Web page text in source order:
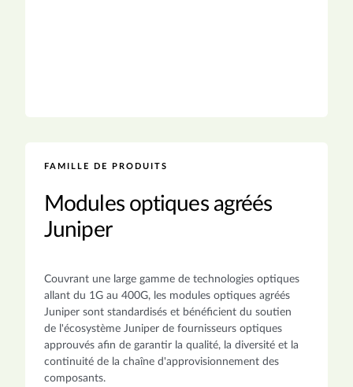
FAMILLE DE PRODUITS
Modules optiques agréés
Juniper
Couvrant une large gamme de technologies optiques
allant du 1G au 400G, les modules optiques agréés
Juniper sont standardisés et bénéficient du soutien
de l'écosystème Juniper de fournisseurs optiques
approuvés afin de garantir la qualité, la diversité et la
continuité de la chaîne d'approvisionnement des
composants.